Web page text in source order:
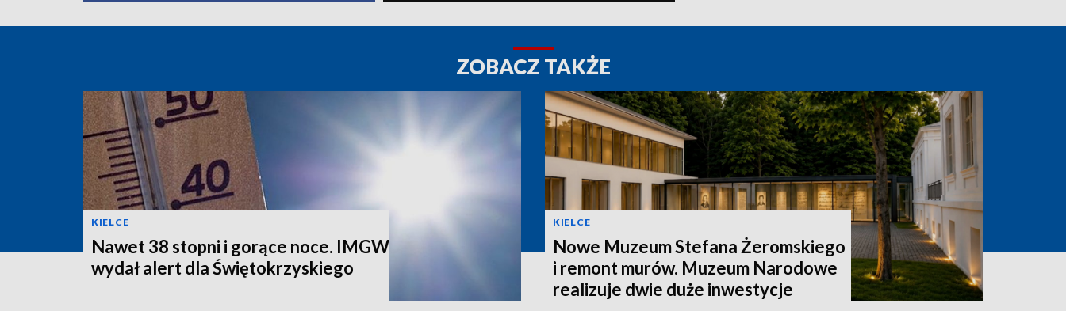
ZOBACZ TAKŻE
KIELCE
Nawet 38 stopni i gorące noce. IMGW
wydał alert dla Świętokrzyskiego
KIELCE
Nowe Muzeum Stefana Żeromskiego
i remont murów. Muzeum Narodowe
realizuje dwie duże inwestycje